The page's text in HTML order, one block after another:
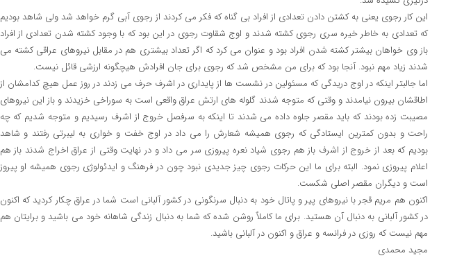
این کار رجوی یعنی به کشتن دادن تعدادی از افراد بی گناه که فکر می کردند از رجوی آبی گرم خواهد شد ولی شاهد بودیم
که تعدادی به خاطر خیره سری رجوی کشته شدند و اوج شقاوت رجوی در این بود که با وجود کشته شدن تعدادی از افراد
باز وی خواهان بیشتر کشته شدن افراد بود و عنوان می کرد که اگر تعداد بیشتری هم در مقابل نیروهای عراقی کشته می
شدند زیاد مهم نبود. آنجا بود که برای من مشخص شد که رجوی برای جان افرادش هیچگونه ارزشی قائل نیست.
اما جالبتر اینکه در اوج دریدگی که مسئولین در نشست ها از پایداری در اشرف حرف می زدند در روز عمل هیچ کدامشان از
اطاقشان بیرون نیامدند و وقتی که متوجه شدند گلوله های ارتش عراق واقعی است به سوراخی خزیدند و باز این نیروهای
مصیبت زده بودند که باید مقصر جلوه داده می شدند تا اینکه به سرفصل خروج از اشرف رسیدیم و متوجه شدیم که چه
راحت و بدون کمترین ایستادگی که رجوی همیشه شعارش را می داد در اوج خفت و خواری به لیبرتی رفتند و شاهد
بودیم که بعد از خروج از اشرف باز هم رجوی شیاد نعره پیروزی سر می داد و در نهایت وقتی از عراق اخراج شدند باز هم
اعلام پیروزی نمود. البته برای ما این حرکات رجوی چیز جدیدی نبود چون در فرهنگ و ایدئولوژی رجوی همیشه او پیروز
است و دیگران مقصر اصلی شکست.
اکنون هم مریم قجر با نیروهای پیر و پاتال خود به دنبال سرنگونی در کشور آلبانی است شما در عراق چکار کردید که اکنون
در کشور آلبانی به دنبال آن هستید. برای ما کاملاٌ روشن شده که شما به دنبال زندگی شاهانه خود می باشید و برایتان هم
مهم نیست که روزی در فرانسه و عراق و اکنون در آلبانی باشید.
مجید محمدی